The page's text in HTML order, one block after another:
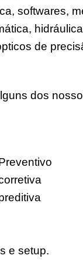
softwares,
de
dos
e setup.